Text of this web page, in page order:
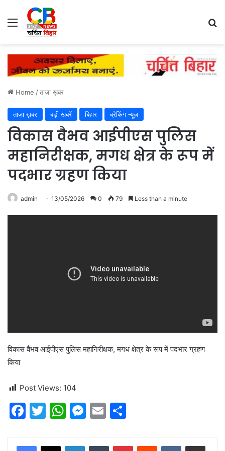
Menu
Home /ताज़ा ख़बर
ताज़ा ख़बर बड़ी खबरें बिहार ब्रेकिंग न्यूज़
विकास वैभव आईपीएस पुलिस
महानिरीक्षक, मगध क्षेत्र के रूप में
पदभार ग्रहण किया
admin 13/05/2026 0 79 Less than a minute
विकास वैभव आईपीएस पुलिस महानिरीक्षक, मगध क्षेत्र के रूप में पदभार ग्रहण
किया
Post Views: 104
F
c
T
itt
W
at
M
s
E
ai ar
LinkedInTumblr PinterestReddit VKontakteShare via Email